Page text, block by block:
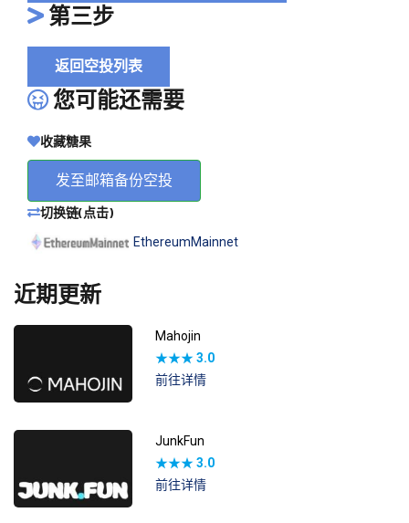
第三步
返回空投列表
您可能还需要
收藏糖果
发至邮箱备份空投
切换链(点击)
EthereumMainnet
近期更新
Mahojin
★★★3.0
前往详情
JunkFun
★★★3.0
前往详情